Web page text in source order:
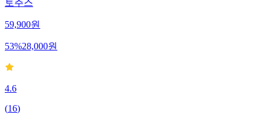
토주스
59,900원
53%28,000원
4.6
(16)